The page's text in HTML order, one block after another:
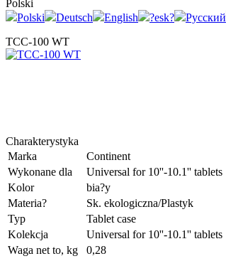
Polski
Polski
Deutsch English ?esk? Русский
TCC-100 WT
Charakterystyka
Marka
Continent
Wykonane dla
Universal for 10''-10.1'' tablets
Kolor
bia?y
Materia?
Sk. ekologiczna/Plastyk
Typ
Tablet case
Kolekcja
Universal for 10''-10.1'' tablets
Waga net to, kg
0,28